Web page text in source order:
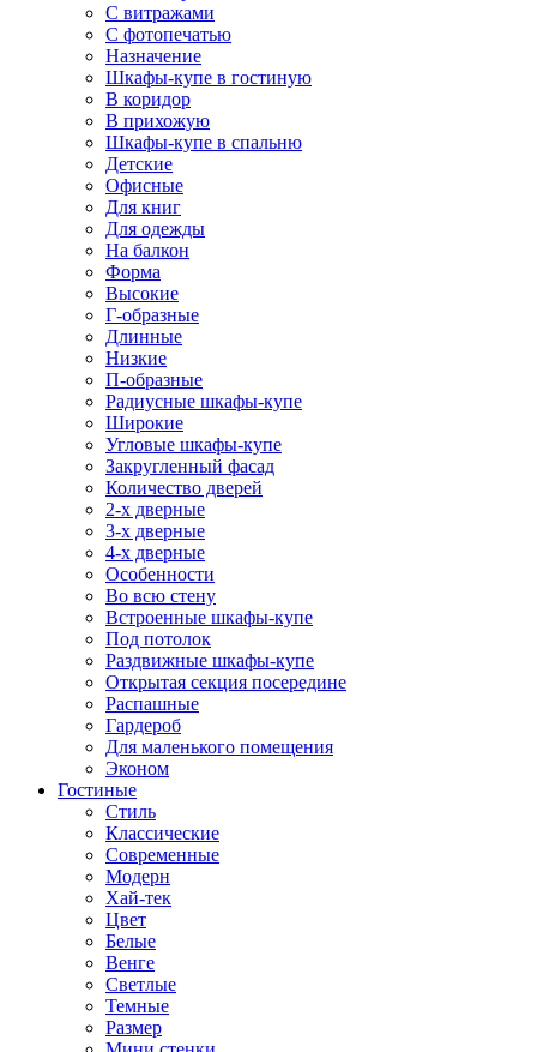
С витражами
С фотопечатью
Назначение
Шкафы-купе в гостиную
В коридор
В прихожую
Шкафы-купе в спальню
Детские
Офисные
Для книг
Для одежды
На балкон
Форма
Высокие
Г-образные
Длинные
Низкие
П-образные
Радиусные шкафы-купе
Широкие
Угловые шкафы-купе
Закругленный фасад
Количество дверей
2-х дверные
3-х дверные
4-х дверные
Особенности
Во всю стену
Встроенные шкафы-купе
Под потолок
Раздвижные шкафы-купе
Открытая секция посередине
Распашные
Гардероб
Для маленького помещения
Эконом
Гостиные
Стиль
Классические
Современные
Модерн
Хай-тек
Цвет
Белые
Венге
Светлые
Темные
Размер